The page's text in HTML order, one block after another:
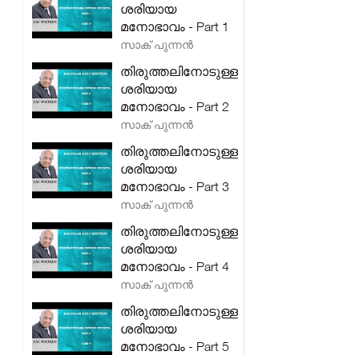
ശരിയായ
മനോഭാവം - Part 1
സാക് പുന്നൻ
തിരുത്തലിനോടുള്ള
ശരിയായ
മനോഭാവം - Part 2
സാക് പുന്നൻ
തിരുത്തലിനോടുള്ള
ശരിയായ
മനോഭാവം - Part 3
സാക് പുന്നൻ
തിരുത്തലിനോടുള്ള
ശരിയായ
മനോഭാവം - Part 4
സാക് പുന്നൻ
തിരുത്തലിനോടുള്ള
ശരിയായ
മനോഭാവം - Part 5